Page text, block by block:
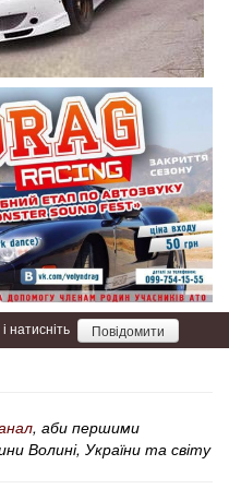
натисніть Повідомити
, аби першими
Волині, України та світу